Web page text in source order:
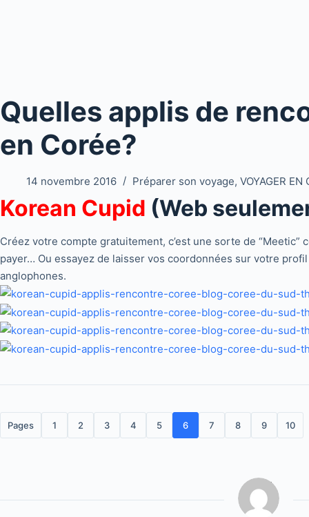
Quelles applis de
en Corée?
14 novembre 2016 Préparer son voyage, VOYAGER EN
Korean Cupid (Web
Créez votre compte gratuitement, c’est une sorte de
payer… Ou essayez de laisser vos coordonnées sur votre
anglophones.
Pages 1 2 3 4 5 6 7 8 9 10